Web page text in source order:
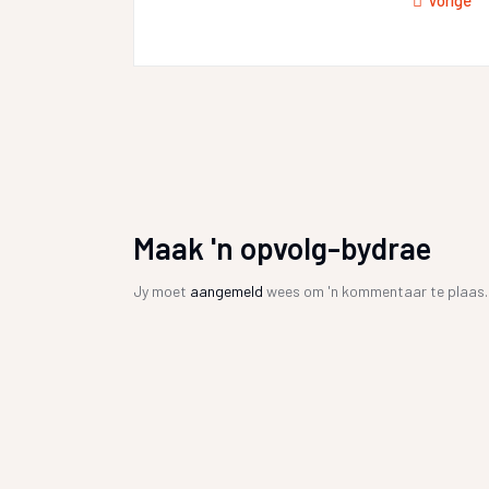
Maak 'n opvolg-bydrae
Jy moet aangemeld wees om 'n kommentaar te plaas.